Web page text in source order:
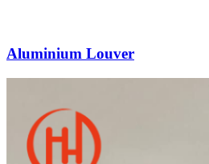
Aluminium Louver